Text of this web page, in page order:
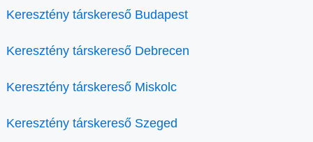
Keresztény társkereső Budapest
Keresztény társkereső Debrecen
Keresztény társkereső Miskolc
Keresztény társkereső Szeged